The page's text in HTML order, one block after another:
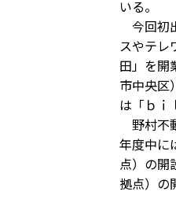
いる。
今回初
スやテレ
田」を開
市中央区
は「ｂｉ
野村不
年度中に
点）の開
拠点）の